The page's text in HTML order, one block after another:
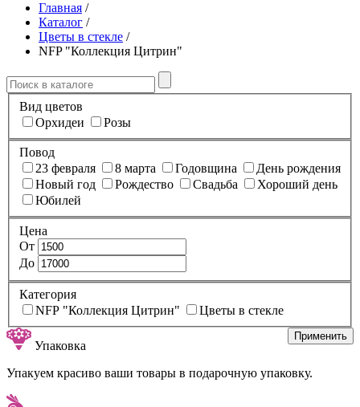
Главная /
Каталог /
Цветы в стекле /
NFP "Коллекция Цитрин"
Вид цветов
Орхидеи
Розы
Повод
23 февраля
8 марта Годовщина
День рождения
Новый год
Рождество Свадьба
Хороший день
Юбилей
Цена
От
До
Категория
NFP "Коллекция Цитрин"
Цветы в стекле
Применить
Упаковка
Упакуем красиво ваши товары в подарочную упаковку.